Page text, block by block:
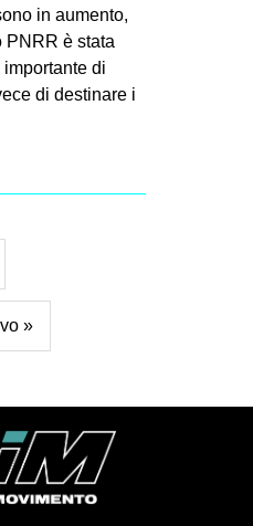
in aumento,
PNRR è stata
di
di destinare i
»